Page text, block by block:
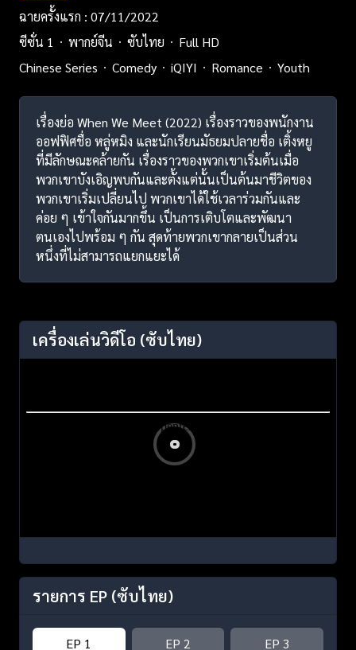
ฉายครั้งแรก : 07/11/2022
ซีซั่น 1
พากย์จีน ซับไทย
Full HD
Chinese Series
Comedy iQIYI Romance Youth
เรื่องย่อ When We Meet (2022) เรื่องราวของพนักงาน
ออฟฟิศชื่อ หลู่หมิง และนักเรียนมัธยมปลายชื่อ เติ้งหยู
ที่มีลักษณะคล้ายกัน เรื่องราวของพวกเขาเริ่มต้นเมื่อ
พวกเขาบังเอิญพบกันและตั้งแต่นั้นเป็นต้นมาชีวิตของ
พวกเขาเริ่มเปลี่ยนไป พวกเขาได้ใช้เวลาร่วมกันและ
ค่อย ๆ เข้าใจกันมากขึ้น เป็นการเติบโตและพัฒนา
ตนเองไปพร้อม ๆ กัน สุดท้ายพวกเขากลายเป็นส่วน
หนึ่งที่ไม่สามารถแยกแยะได้
เครื่องเล่นวิดีโอ (ซับไทย)
รายการ EP (ซับไทย)
EP 1 EP 2 EP 3